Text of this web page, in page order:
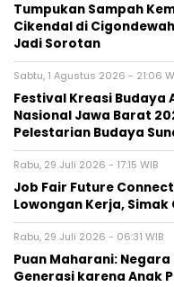
Tumpukan Sampah
Cikendal di
Jadi Sorotan
Sabtu, 1 Agustus 2026 - 21:06
Festival Kreasi Budaya
Nasional Jawa Barat
Pelestarian Budaya
Rabu, 29 Juli 2026 - 17:15 WIB
Job Fair Future
Lowongan Kerja, Simak
Rabu, 29 Juli 2026 - 06:31 WIB
Puan Maharani:
Generasi karena Anak